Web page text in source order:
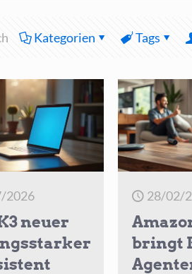
Kategorien Tags
2026
neuer
28/02/
bringt